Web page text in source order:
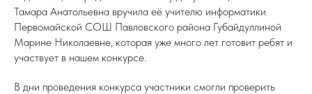
Тамара Анатольевна вручила её учителю информатики
Первомайской СОШ Павловского района Губайдуллиной
Марине Николаевне, которая уже много лет готовит ребят и
участвует в нашем конкурсе.
В дни проведения конкурса участники смогли проверить